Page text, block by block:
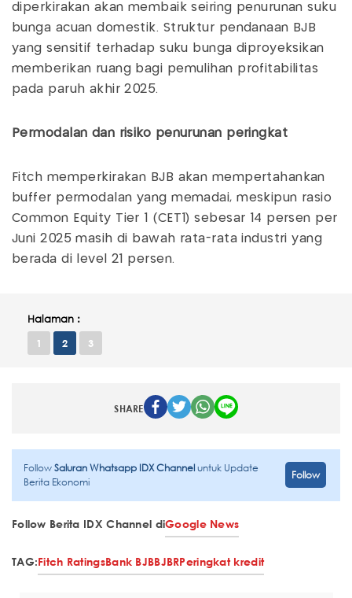
diperkirakan akan membaik seiring penurunan suku
bunga acuan domestik. Struktur pendanaan BJB
yang sensitif terhadap suku bunga diproyeksikan
memberikan ruang bagi pemulihan profitabilitas
pada paruh akhir 2025.
Permodalan dan risiko penurunan peringkat
Fitch memperkirakan BJB akan mempertahankan
buffer permodalan yang memadai, meskipun rasio
Common Equity Tier 1 (CET1) sebesar 14 persen per
Juni 2025 masih di bawah rata-rata industri yang
berada di level 21 persen.
Halaman :
1 2 3
SHARE
FollowSaluran Whatsapp IDX Channeluntuk Update
Berita Ekonomi
Follow
Follow Berita IDX Channel diGoogle News
TAG:Fitch RatingsBank BJBBJBRPeringkat kredit